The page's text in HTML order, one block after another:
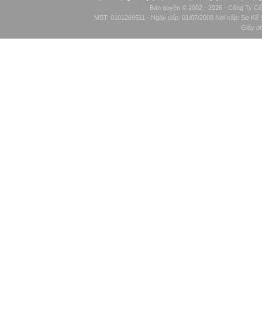
Bản quyền © 2002 - 2026 - Công Ty
MST: 0101269511 - Ngày cấp: 01/07/2008 Nơi cấp: Sở
Giấy